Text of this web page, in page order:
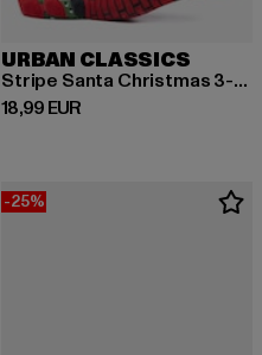
URBAN CLASSICS
Stripe Santa Christmas 3-Pack
18,99 EUR
Derzeitiger Preis: 18,99 EUR
-25%